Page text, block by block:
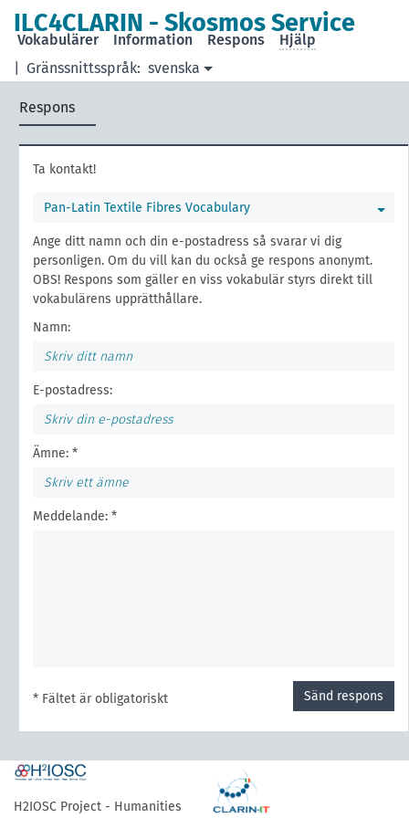
ILC4CLARIN - Skosmos Service
Gränssnittsspråk: svenska
Vokabulärer Information Respons Hjälp
Respons
Ta kontakt!
Pan-Latin Textile Fibres Vocabulary
Ange ditt namn och din e-postadress så svarar vi dig
personligen. Om du vill kan du också ge respons anonymt.
OBS! Respons som gäller en viss vokabulär styrs direkt till
vokabulärens upprätthållare.
Namn:
E-postadress:
Ämne: *
Meddelande: *
Sänd respons
* Fältet är obligatoriskt
H2IOSC Project - Humanities